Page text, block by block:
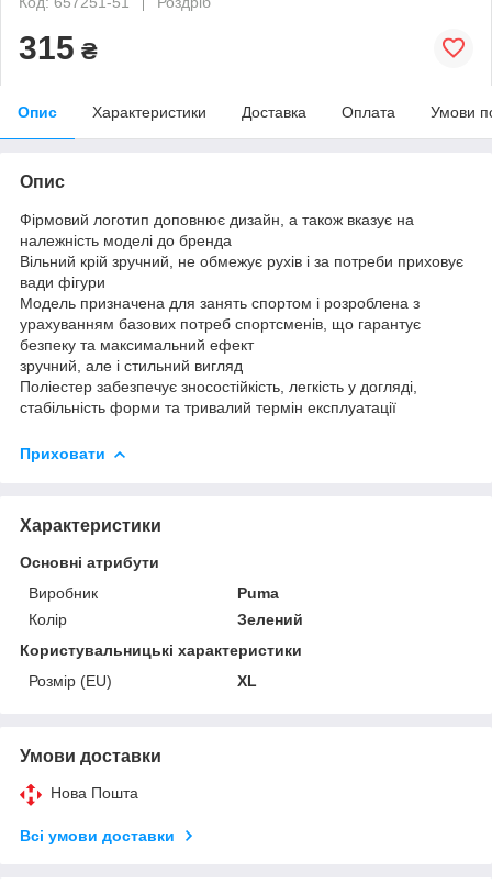
315 ₴
Опис Характеристики Доставка Оплата Умови
Опис
Фірмовий логотип доповнює дизайн, а також вказує на
належність моделі до бренда
Вільний крій зручний, не обмежує рухів і за потреби приховує
вади фігури
Модель призначена для занять спортом і розроблена з
урахуванням базових потреб спортсменів, що гарантує
безпеку та максимальний ефект
зручний, але і стильний вигляд
Поліестер забезпечує зносостійкість, легкість у догляді,
стабільність форми та тривалий термін експлуатації
Приховати
Характеристики
Основні атрибути
Виробник
Puma
Колір
Зелений
Користувальницькі характеристики
Розмір (EU)
XL
Умови доставки
Нова Пошта
Всі умови доставки